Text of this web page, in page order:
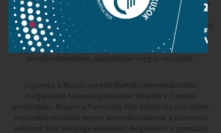
szemben egyedüli bírálatként azt tudnám felhozni, hogy a
pontozott ritmusképleteket túl hetykére (verbunkosan)
játszotta, s ezért gyakran hiányzott belőlük az az archaizáló
deklamáció, ami a bartóki népiességet a kodályitól
megkülönbözteti, és amit Kelemen a hangindításokban,
tempóváltásokban, agogikában meg is valósított.
Ugyanez a Kocsis vezette Bartók-interpretációktól
megszokott feszesség kevésbé tetszett a Cantata
profanában. Magam a Ferencsik-féle líraibb (és percekkel
hosszabb) előadást érzem autentikusabbnak a szarvassá
változott fiúk balladája esetében. Alighanem a gyorsabb